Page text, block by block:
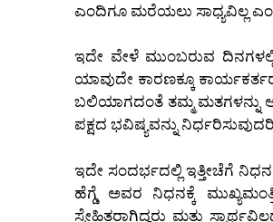
ಎಂದಿಗೂ ಮರೆಯಲು ಸಾಧ್ಯವಿಲ್ಲ
ಇದೇ ವೇಳೆ ಮುಂಬರುವ
ಯಾವುದೇ ಕಾರಣಕ್ಕೂ
ಬಲಿಯಾಗದಂತೆ ತಮ್ಮ ಮತಗಳನ್ನು
ಪಕ್ಷದ ಭವಿಷ್ಯವನ್ನು
ಇದೇ ಸಂದರ್ಭದಲ್ಲಿ ಇತ್ತೀಚೆಗೆ
ಹೆಗ್ಡೆ ಅವರ ನಿಧನಕ್ಕೆ
ಸ್ನೇಹಿತರಾಗಿದ್ದರು ಮತ್ತು